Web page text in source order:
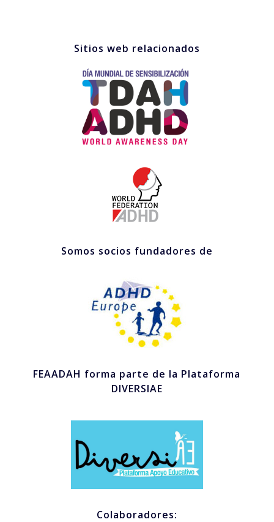
Sitios web relacionados
Somos socios fundadores de
FEAADAH forma parte de la Plataforma
DIVERSIAE
Colaboradores: